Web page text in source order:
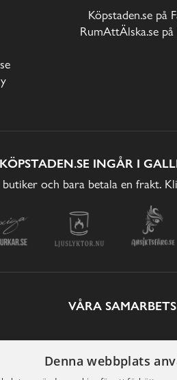
Köpstaden.se på
RumAttÄlska.se på
KÖPSTADEN.SE INGÅR I
och bara betala en frakt.
VÅRA
Denna webbplats